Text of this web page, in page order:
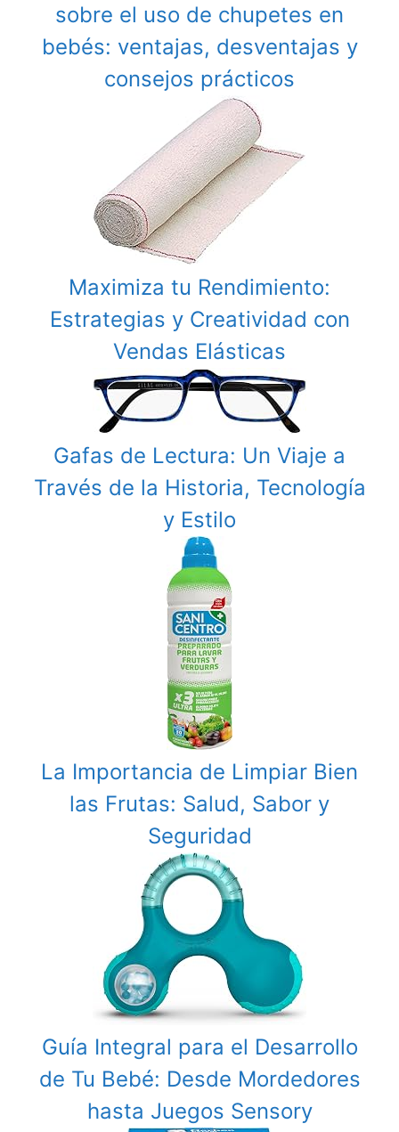
sobre el uso de chupetes en
bebés: ventajas, desventajas y
consejos prácticos
Maximiza tu Rendimiento:
Estrategias y Creatividad con
Vendas Elásticas
Gafas de Lectura: Un Viaje a
Través de la Historia, Tecnología
y Estilo
La Importancia de Limpiar Bien
las Frutas: Salud, Sabor y
Seguridad
Guía Integral para el Desarrollo
de Tu Bebé: Desde Mordedores
hasta Juegos Sensory